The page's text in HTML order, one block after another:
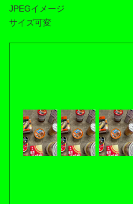
JPEGイメージ
サイズ可変